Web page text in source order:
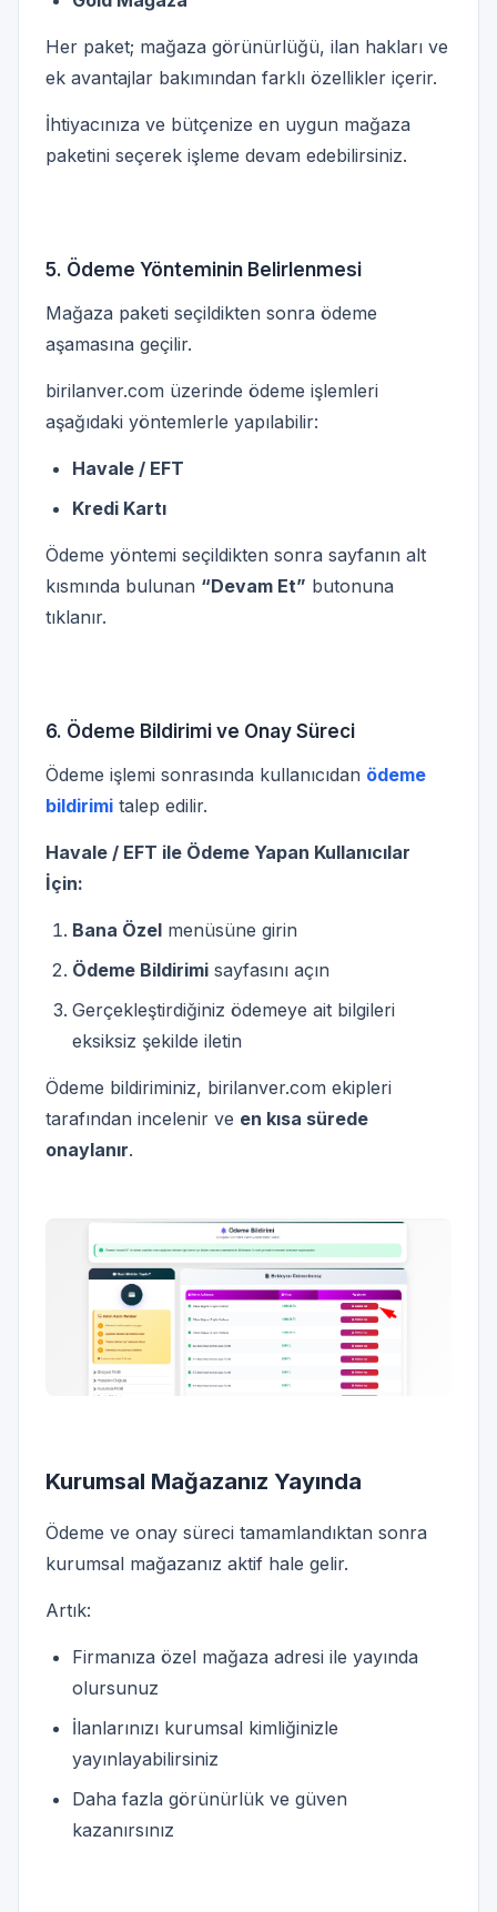
Her paket; mağaza görünürlüğü, ilan hakları ve
ek avantajlar bakımından farklı özellikler içerir.
İhtiyacınıza ve bütçenize en uygun mağaza
paketini seçerek işleme devam edebilirsiniz.
5. Ödeme Yönteminin Belirlenmesi
Mağaza paketi seçildikten sonra ödeme
aşamasına geçilir.
birilanver.com üzerinde ödeme işlemleri
aşağıdaki yöntemlerle yapılabilir:
Havale / EFT
Kredi Kartı
Ödeme yöntemi seçildikten sonra sayfanın alt
kısmında bulunan “Devam Et” butonuna
tıklanır.
6. Ödeme Bildirimi ve Onay Süreci
Ödeme işlemi sonrasında kullanıcıdan ödeme
bildirimi talep edilir.
Havale / EFT ile Ödeme Yapan Kullanıcılar
İçin:
Bana Özel menüsüne girin
Ödeme Bildirimi sayfasını açın
Gerçekleştirdiğiniz ödemeye ait bilgileri
eksiksiz şekilde iletin
Ödeme bildiriminiz, birilanver.com ekipleri
tarafından incelenir ve en kısa sürede
onaylanır.
Kurumsal Mağazanız Yayında
Ödeme ve onay süreci tamamlandıktan sonra
kurumsal mağazanız aktif hale gelir.
Artık:
Firmanıza özel mağaza adresi ile yayında
olursunuz
İlanlarınızı kurumsal kimliğinizle
yayınlayabilirsiniz
Daha fazla görünürlük ve güven
kazanırsınız